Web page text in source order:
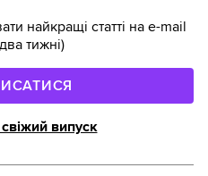
найкращі статті на e-mail
тижні)
випуск